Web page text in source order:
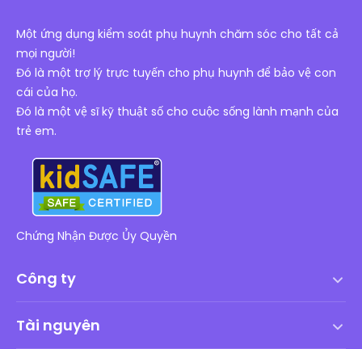
Một ứng dụng kiểm soát phụ huynh chăm sóc cho tất cả
mọi người!
Đó là một trợ lý trực tuyến cho phụ huynh để bảo vệ con
cái của họ.
Đó là một vệ sĩ kỹ thuật số cho cuộc sống lành mạnh của
trẻ em.
Chứng Nhận Được Ủy Quyền
Công ty
Thỏa thuận cấp phép người dùng cuối
Tài nguyên